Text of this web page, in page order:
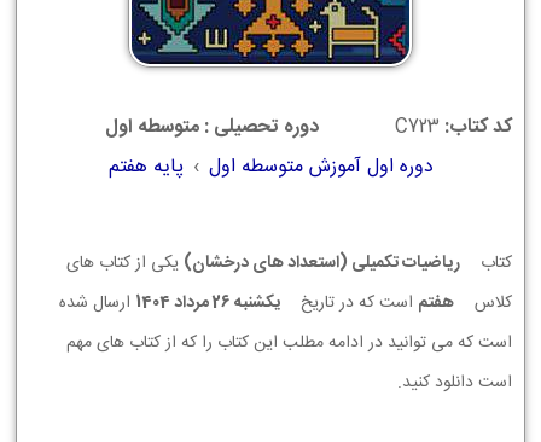
کد کتاب: C723
دوره تحصیلی : متوسطه اول
دوره اول آموزش متوسطه اول › پایه هفتم
کتاب ریاضیات تکمیلی (استعداد های درخشان) یکی از کتاب های
کلاس
هفتم است که در تاریخ يكشنبه 26 مرداد 1404
ارسال شده
است که می توانید در ادامه مطلب این کتاب را که از کتاب های مهم
است دانلود کنید.